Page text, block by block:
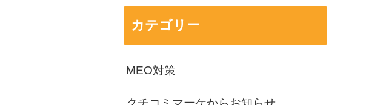
カテゴリー
MEO対策